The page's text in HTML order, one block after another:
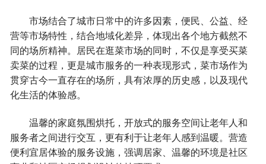
市场结合了城市日常中的许多因素，便民、公益、经
营等市场特性，结合地域化差异，体现出各个地方截然不
同的场所精神。居民在逛菜市场的同时，不仅是享受买菜
卖菜的过程，更是城市服务的一种表现形式，菜市场作为
贯穿古今一直存在的场所，具有浓厚的历史感，以及现代
化生活的体验感。
温馨的家庭氛围烘托，开放式的服务空间让老年人和
服务者之间进行交互，更有利于让老年人感到温暖。营造
便利宜居体验的服务设施，强调居家、温馨的环境是社区